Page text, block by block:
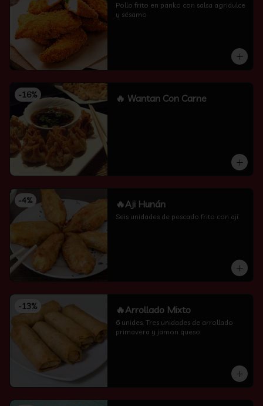
Pollo frito en panko con salsa agridulce
y sésamo
-16% 🔥 Wantan Con Carne
-4% 🔥Aji Hunán
Seis unidades de pescado frito con ají.
-13% 🔥Arrollado Mixto
6 unides. Tres unidades de arrollado
primavera y jamon queso.